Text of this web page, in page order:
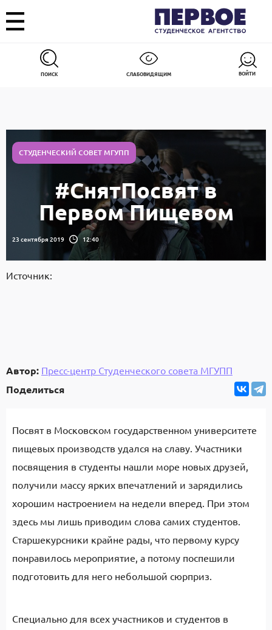
ПОИСК СЛАБОВИДЯЩИМ ВОЙТИ
СТУДЕНЧЕСКИЙ СОВЕТ МГУПП
#СнятПосвят в
Первом Пищевом
23 сентября 2019 12:40
Источник:
Автор: Пресс-центр Студенческого совета МГУПП
Поделиться
Посвят в Московском государственном университете
пищевых производств удался на славу. Участники
посвящения в студенты нашли море новых друзей,
получили массу ярких впечатлений и зарядились
хорошим настроением на недели вперед. При этом
здесь мы лишь приводим слова самих студентов.
Старшекурсники крайне рады, что первому курсу
понравилось мероприятие, а потому поспешили
подготовить для него небольшой сюрприз.
Специально для всех участников и студентов в